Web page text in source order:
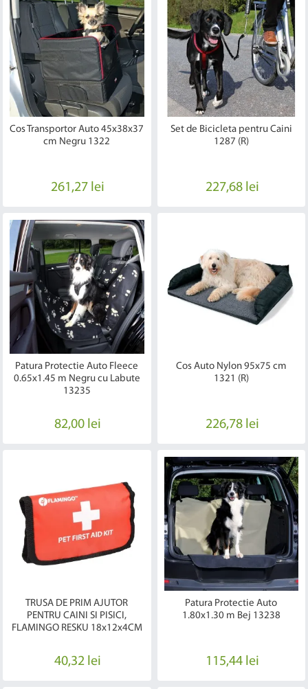
Cos Transportor Auto 45x38x37
cm Negru 1322
261,27 lei
Set de Bicicleta pentru Caini
1287 (R)
227,68 lei
Patura Protectie Auto Fleece
0.65x1.45 m Negru cu Labute
13235
82,00 lei
Cos Auto Nylon 95x75 cm
1321 (R)
226,78 lei
TRUSA DE PRIM AJUTOR
PENTRU CAINI SI PISICI,
FLAMINGO RESKU 18x12x4CM
40,32 lei
Patura Protectie Auto
1.80x1.30 m Bej 13238
115,44 lei